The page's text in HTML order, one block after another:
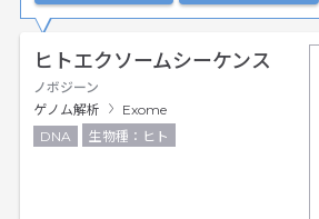
ヒトエクソームシーケンス
ノボジーン
ゲノム解析
Exome
DNA
生物種：ヒト